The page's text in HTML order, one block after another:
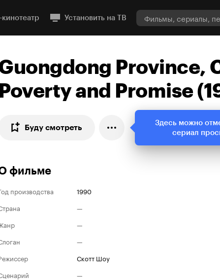
Установить на ТВ
Province,
Poverty and Promise
Буду смотреть
фильме
производства
1990
—
—
—
Скотт Шоу
—
Здесь можно
сериал